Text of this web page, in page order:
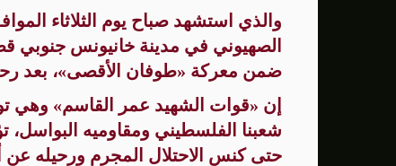
الصهيوني في مدينة خانيونس جنوبي
ضمن معركة «طوفان الأقصى»، بعد
إن «قوات الشهيد عمر القاسم» وهي
شعبنا الفلسطيني ومقاوميه
حتى كنس الاحتلال المجرم ورحيله عن